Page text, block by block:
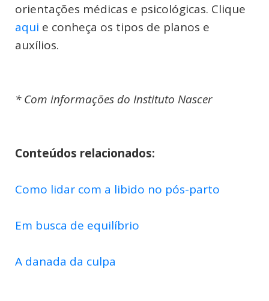
orientações médicas e psicológicas. Clique
aqui e conheça os tipos de planos e
auxílios.
* Com informações do Instituto Nascer
Conteúdos relacionados:
Como lidar com a libido no pós-parto
Em busca de equilíbrio
A danada da culpa